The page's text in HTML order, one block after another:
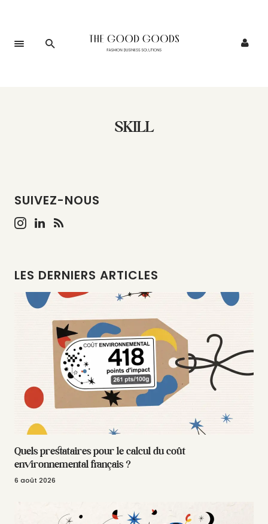
SKILL
SUIVEZ-NOUS
LES DERNIERS ARTICLES
Quels prestataires pour le calcul du coût
environnemental français ?
6 août 2026